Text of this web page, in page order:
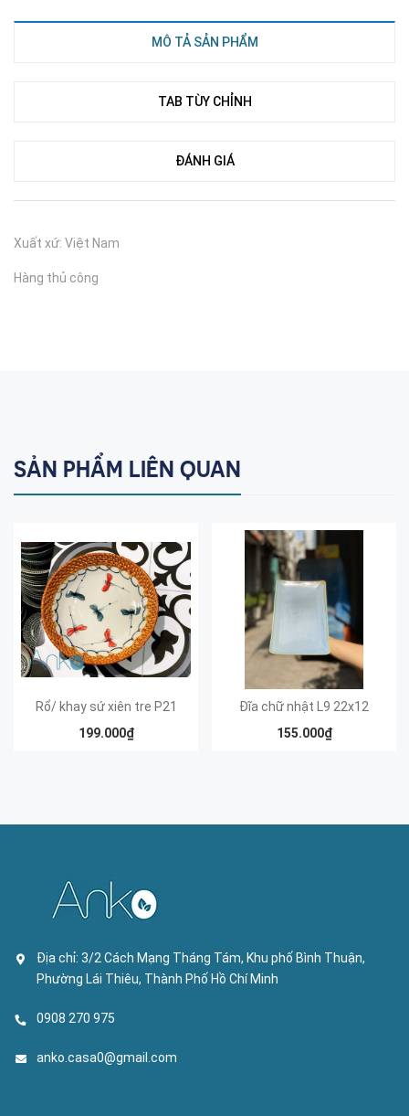
MÔ TẢ SẢN PHẨM
TAB TÙY CHỈNH
ĐÁNH GIÁ
Xuất xứ: Việt Nam
Hàng thủ công
SẢN PHẨM LIÊN QUAN
Rổ/ khay sứ xiên tre P21
199.000₫
Đĩa chữ nhật L9 22x12
155.000₫
Địa chỉ: 3/2 Cách Mạng Tháng Tám, Khu phố Bình Thuận,
Phường Lái Thiêu, Thành Phố Hồ Chí Minh
0908 270 975
anko.casa0@gmail.com